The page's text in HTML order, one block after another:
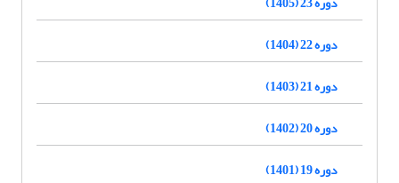
دوره 22 (1404)
دوره 21 (1403)
دوره 20 (1402)
دوره 19 (1401)